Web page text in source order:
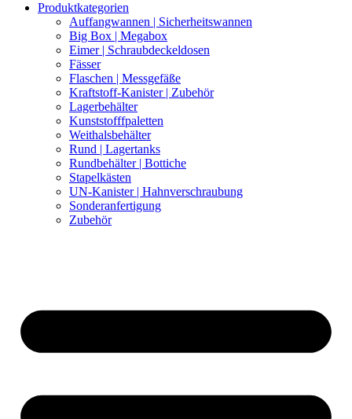
Produktkategorien
Auffangwannen | Sicherheitswannen
Big Box | Megabox
Eimer | Schraubdeckeldosen
Fässer
Flaschen | Messgefäße
Kraftstoff-Kanister | Zubehör
Lagerbehälter
Kunststofffpaletten
Weithalsbehälter
Rund | Lagertanks
Rundbehälter | Bottiche
Stapelkästen
UN-Kanister | Hahnverschraubung
Sonderanfertigung
Zubehör